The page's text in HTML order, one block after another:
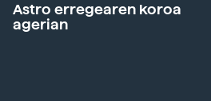
Astro erregearen koroa
agerian